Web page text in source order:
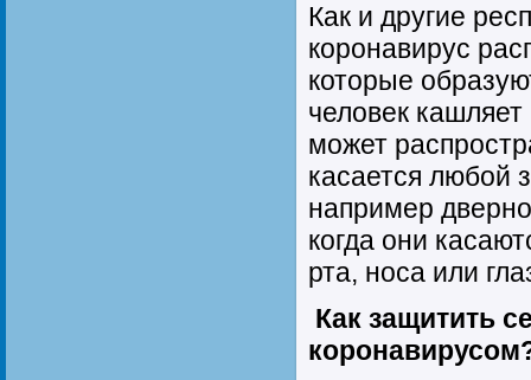
Как и другие
коронавирус
которые
человек
может
касается любой
например
когда они
рта, носа или
Как защитить